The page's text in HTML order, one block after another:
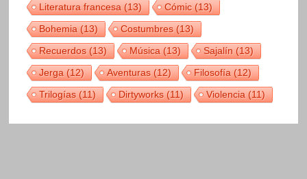
Literatura francesa(13) Cómic(13)
Bohemia(13) Costumbres(13)
Recuerdos(13) Música(13) Sajalín(13)
Jerga(12) Aventuras(12) Filosofía(12)
Trilogías(11) Dirtyworks(11) Violencia(11)